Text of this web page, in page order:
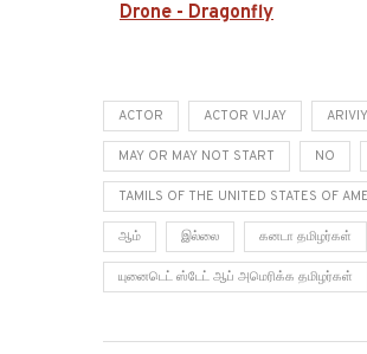
Drone - Dragonfly
ACTOR ACTOR VIJAY
MAY OR MAY NOT START NO
TAMILS OF THE UNITED STATES OF
ஆம் இல்லை கனடா தமிழர்கள்
யுனைடெட் ஸ்டேட் ஆப் அமெரிக்க தமிழர்கள்